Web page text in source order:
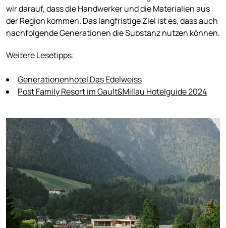
wir darauf, dass die Handwerker und die Materialien aus
der Region kommen. Das langfristige Ziel ist es, dass auch
nachfolgende Generationen die Substanz nutzen können.
Weitere Lesetipps:
Generationenhotel Das Edelweiss
Post Family Resort im Gault&Millau Hotelguide 2024